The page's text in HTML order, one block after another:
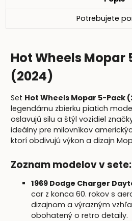
Potrebujete
Hot Wheels Mopar
(2024)
Set Hot Wheels Mopar 5-Pack
legendárnu zbierku piatich
oslavujú silu a štýl vozidiel
ideálny pre milovníkov
ktorí obdivujú výkon a dizajn
Zoznam modelov v sete:
1969 Dodge Charger
car z konca 60. rokov s
dizajnom a výrazným
obohatený o retro detaily.